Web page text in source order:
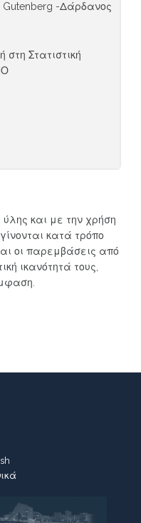
-Δάρδανος
στη Στατιστική
και με την χρήση
κατά τρόπο
οι παρεμβάσεις από
ικανότητά τους,